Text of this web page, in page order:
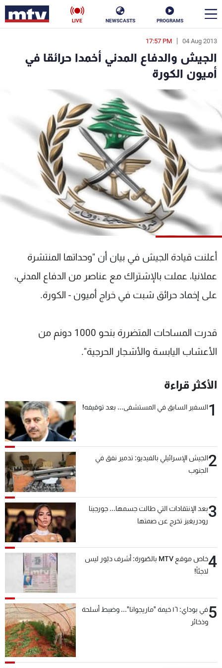
PROGRAMS
NEWSCASTS
LIVE
04 Aug 2013
17:57 PM
الجيش والدفاع المدني أخمدا حرائقا في
أميون الكورة
أعلنت قيادة الجيش في بيان أن "وحداتها المنتشرة
عملانيا، عملت بالإشتراك مع عناصر من الدفاع المدني،
على إخماد حرائق شبت في خراج أميون - الكورة.
قدرت المساحات المتضررة بنحو 1000 دونم من
الأعشاب اليابسة والأشجار الحرجية".
الأكثر قراءة
1السفير السابق في المستشفى... بعد توقيفه!
2الجيش الإسرائيلي بالفيديو: تدمير نفق في
الجنوب
3بعد الإنتقادات التي طالت جسمها... جورجينا
رودريغيز تخرج عن صمتها
4
خاص موقع MTV بالصّورة: أشرف دبّور ليس
لاجئاً!
5
في بوداي: ١٦ خيمة "ماريجوانا"... وضبط أسلحة
وذخائر
en
الأخبار
سياسة
إقتصاد فن
منوعات رياضة
كأس العالم
البرامج
جدول البرامج
شاهد البرامج
عن MTV
الإنـتـاج
لاعلاناتكم
وظائف
تواصل معنا
شروط الإسـتخدام